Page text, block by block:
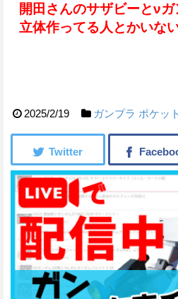
開田さんのサザビーとνガ
立体作ってる人とかいな
2025/2/19 ガンプラ ポケッ